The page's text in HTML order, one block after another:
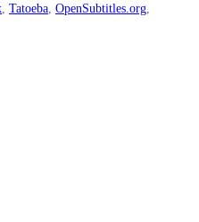
Tatoeba OpenSubtitles.org